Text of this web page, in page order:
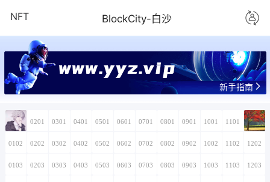
NFT BlockCity-白沙
www.yyz.vip
新手指南
0101 0201 0301 0401 0501 0601 0701 0801 0901 1001 1101 1201
0102 0202 0302 0402 0502 0602 0702 0802 0902 1002 1102 1202
0103 0203 0303 0403 0503 0603 0703 0803 0903 1003 1103 1203